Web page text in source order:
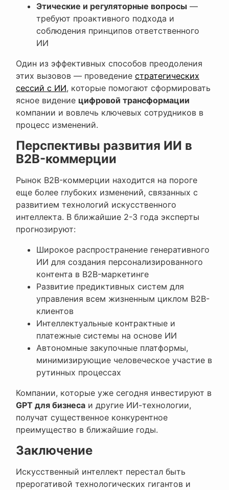
Этические и регуляторные вопросы —
требуют проактивного подхода и
соблюдения принципов ответственного
ИИ
Один из эффективных способов преодоления
этих вызовов — проведение стратегических
сессий с ИИ, которые помогают сформировать
ясное видение цифровой трансформации
компании и вовлечь ключевых сотрудников в
процесс изменений.
Перспективы развития ИИ в
B2B-коммерции
Рынок B2B-коммерции находится на пороге
еще более глубоких изменений, связанных с
развитием технологий искусственного
интеллекта. В ближайшие 2-3 года эксперты
прогнозируют:
Широкое распространение генеративного
ИИ для создания персонализированного
контента в B2B-маркетинге
Развитие предиктивных систем для
управления всем жизненным циклом B2B-
клиентов
Интеллектуальные контрактные и
платежные системы на основе ИИ
Автономные закупочные платформы,
минимизирующие человеческое участие в
рутинных процессах
Компании, которые уже сегодня инвестируют в
GPT для бизнеса и другие ИИ-технологии,
получат существенное конкурентное
преимущество в ближайшие годы.
Заключение
Искусственный интеллект перестал быть
прерогативой технологических гигантов и